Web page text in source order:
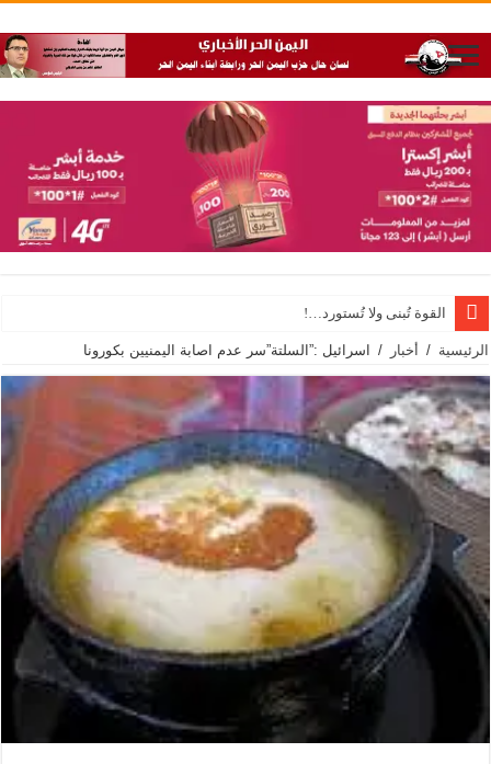
القوة تُبنى ولا تُستورد…!
الرئيسية / أخبار / اسرائيل :”السلتة”سر عدم اصابة اليمنيين بكورونا